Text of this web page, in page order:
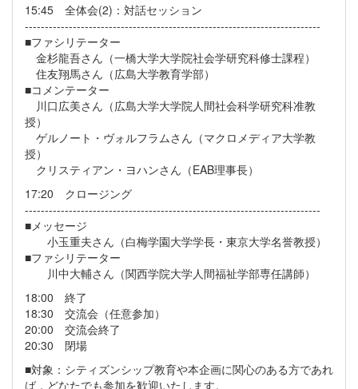
15:45 全体会(2)：対話セッション
--------------------------------------------------------------------------
■ファシリテーター
金杉龍吾さん（一橋大学大学院社会学研究科修士課程）
住友翔馬さん（広島大学教育学部）
■コメンテーター
川口広美さん（広島大学大学院人間社会科学研究科准教
授）
ゲルノート・ヴォルフラムさん（マクロメディア大学教
授）
クリスティアン・ヨハンさん（EAB理事長）
17:20 クロージング
--------------------------------------------------------------------------
■メッセージ
小玉重夫さん（白梅学園大学学長・東京大学名誉教授）
■ファシリテーター
川中大輔さん（関西学院大学人間福祉学部専任講師）
18:00 終了
18:30 交流会（任意参加）
20:00 交流会終了
20:30 閉場
■対象：シティズンシップ教育や本企画に関心のある方であれ
ば，どなたでも参加を歓迎いたします。